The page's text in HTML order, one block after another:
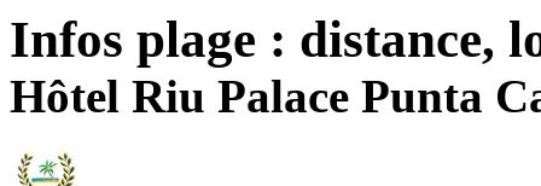
Infos plage : distance,
Hôtel Riu Palace Punta